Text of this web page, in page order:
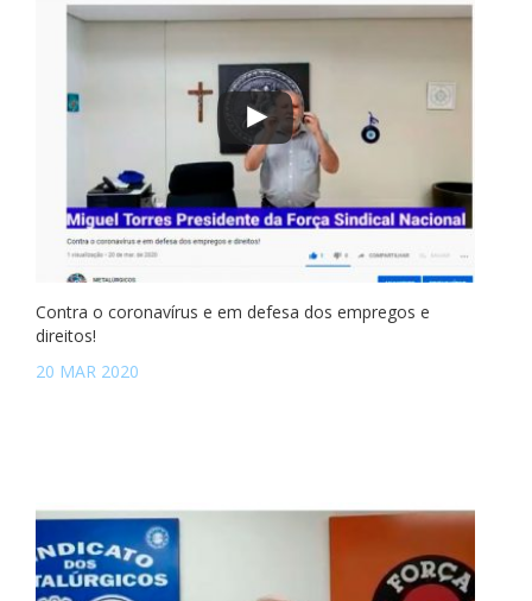
Contra o coronavírus e em defesa dos empregos e
direitos!
20 MAR 2020